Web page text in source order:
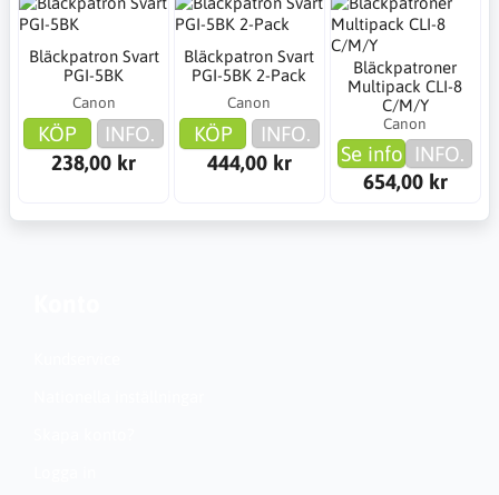
Bläckpatron Svart
PGI-5BK
Canon
KÖP
INFO.
238,00 kr
Bläckpatron Svart
PGI-5BK 2-Pack
Canon
KÖP
INFO.
444,00 kr
Bläckpatroner
Multipack CLI-8
C/M/Y
Canon
Se info INFO.
654,00 kr